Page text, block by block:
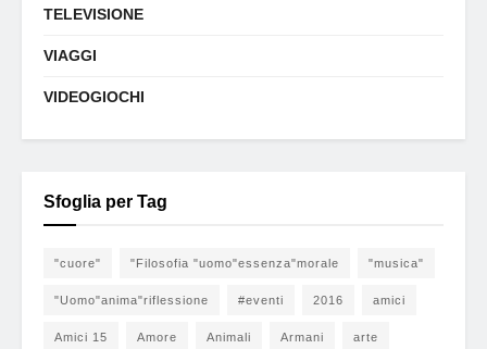
TELEVISIONE
VIAGGI
VIDEOGIOCHI
Sfoglia per Tag
"cuore" "Filosofia "uomo"essenza"morale "musica"
"Uomo"anima"riflessione #eventi 2016 amici
Amici 15 Amore Animali Armani arte